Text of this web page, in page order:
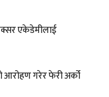
एकेडेमीलाई
गरेर फेरी अर्को